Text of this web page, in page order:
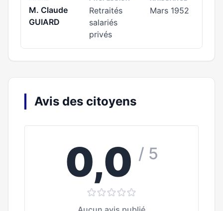
M. Claude
GUIARD
Retraités
salariés
privés
Mars 1952
Avis des citoyens
0,0 / 5